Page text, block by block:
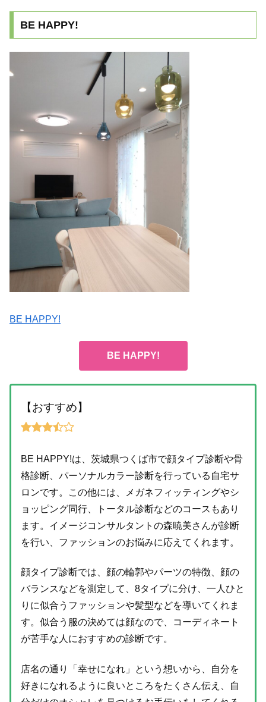
BE HAPPY!
BE HAPPY!
BE HAPPY!
【おすすめ】
BE HAPPY!は、茨城県つくば市で顔タイプ診断や骨
格診断、パーソナルカラー診断を行っている自宅サ
ロンです。この他には、メガネフィッティングやシ
ョッピング同行、トータル診断などのコースもあり
ます。イメージコンサルタントの森暁美さんが診断
を行い、ファッションのお悩みに応えてくれます。
顔タイプ診断では、顔の輪郭やパーツの特徴、顔の
バランスなどを測定して、8タイプに分け、一人ひと
りに似合うファッションや髪型などを導いてくれま
す。似合う服の決めては顔なので、コーディネート
が苦手な人におすすめの診断です。
店名の通り「幸せになれ」という想いから、自分を
好きになれるように良いところをたくさん伝え、自